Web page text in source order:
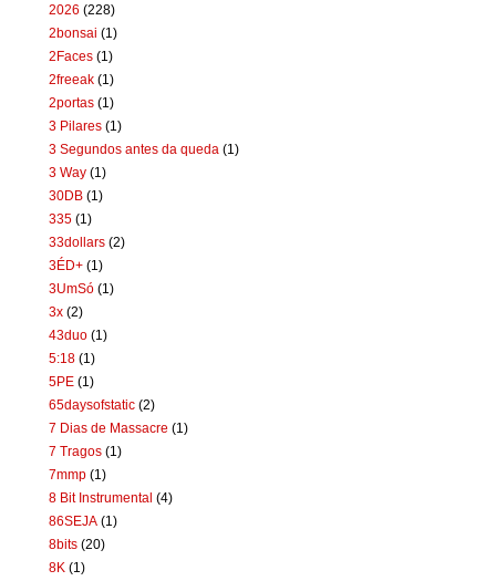
2026 (228)
2bonsai (1)
2Faces (1)
2freeak (1)
2portas (1)
3 Pilares (1)
3 Segundos antes da queda (1)
3 Way (1)
30DB (1)
335 (1)
33dollars (2)
3ÉD+ (1)
3UmSó (1)
3x (2)
43duo (1)
5:18 (1)
5PE (1)
65daysofstatic (2)
7 Dias de Massacre (1)
7 Tragos (1)
7mmp (1)
8 Bit Instrumental (4)
86SEJA (1)
8bits (20)
8K (1)